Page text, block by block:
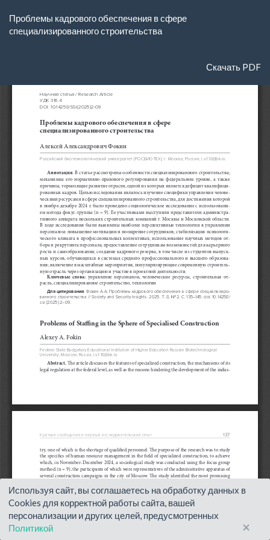
Подробностям
Проблемы кадрового обеспечения в сфере
cпециализированного строительства
Скачать
Скачать PDF
Используя сайт, вы соглашаетесь на обработку данных в
Cookies для корректной работы сайта, вашей
персонализации и других целей, предусмотренных
Политикой
×